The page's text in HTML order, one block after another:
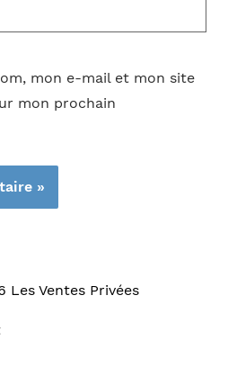
mon e-mail et mon site
mon prochain
Les Ventes Privées